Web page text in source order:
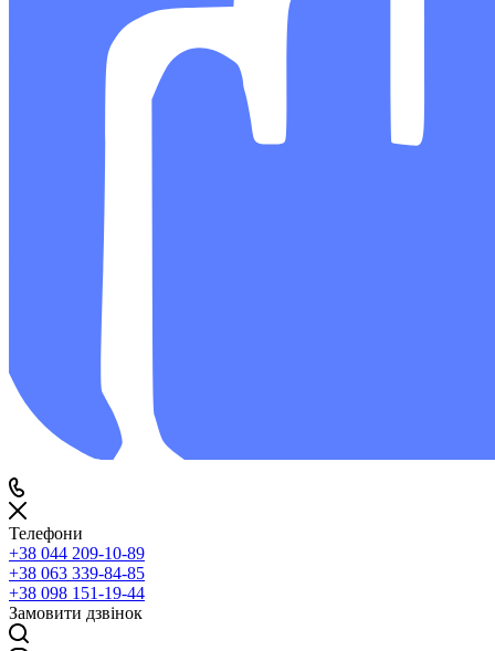
Телефони
+38 044 209-10-89
+38 063 339-84-85
+38 098 151-19-44
Замовити дзвінок